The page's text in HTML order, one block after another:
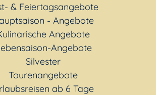
& Feiertagsangebote
- Angebote
Angebote
Angebote
Silvester
Tourenangebote
ab 6 Tage